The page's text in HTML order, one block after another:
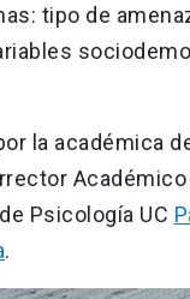
tipo de
la académica
Académico
Psicología UC
.